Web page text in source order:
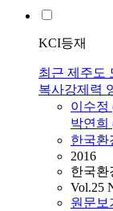
KCI등재
최근 제주도
복사강제력
이수정
박연희
한국환
2016
한국환
Vol.25
원문보